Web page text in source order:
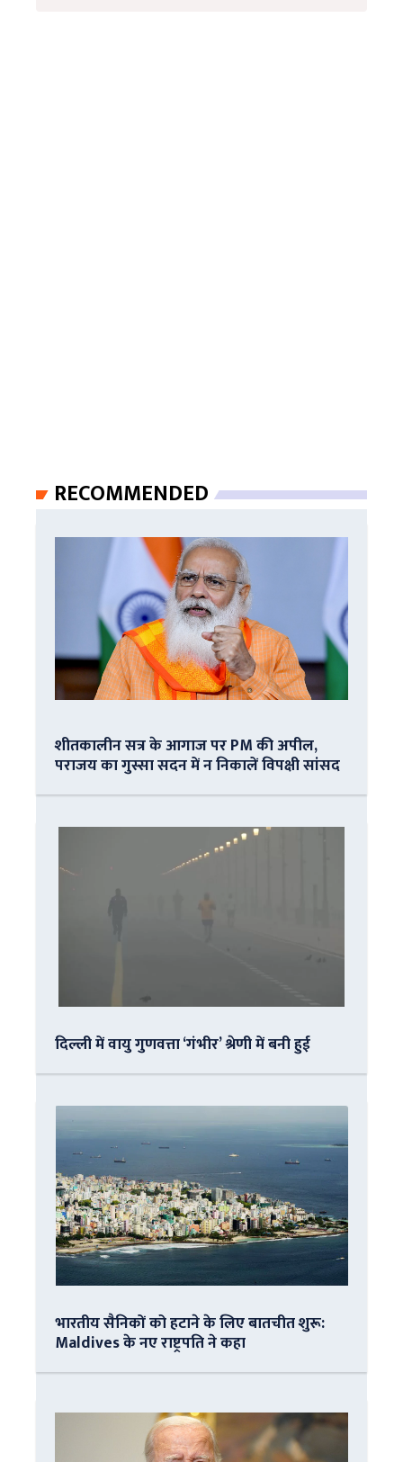
RECOMMENDED
शीतकालीन सत्र के आगाज पर PM की अपील,
पराजय का गुस्सा सदन में न निकालें विपक्षी सांसद
दिल्ली में वायु गुणवत्ता ‘गंभीर’ श्रेणी में बनी हुई
भारतीय सैनिकों को हटाने के लिए बातचीत शुरू:
Maldives के नए राष्ट्रपति ने कहा